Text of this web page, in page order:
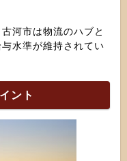
河市は物流のハブと
水準が維持されてい
ント